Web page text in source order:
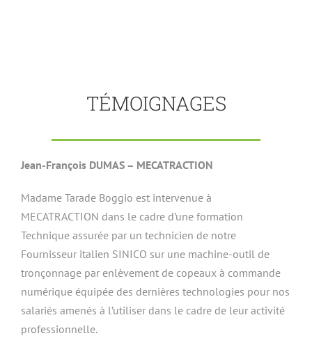
TÉMOIGNAGES
Jean-François DUMAS – MECATRACTION
Madame Tarade Boggio est intervenue à
MECATRACTION dans le cadre d’une formation
Technique assurée par un technicien de notre
Fournisseur italien SINICO sur une machine-outil de
tronçonnage par enlèvement de copeaux à commande
numérique équipée des dernières technologies pour nos
salariés amenés à l’utiliser dans le cadre de leur activité
professionnelle.